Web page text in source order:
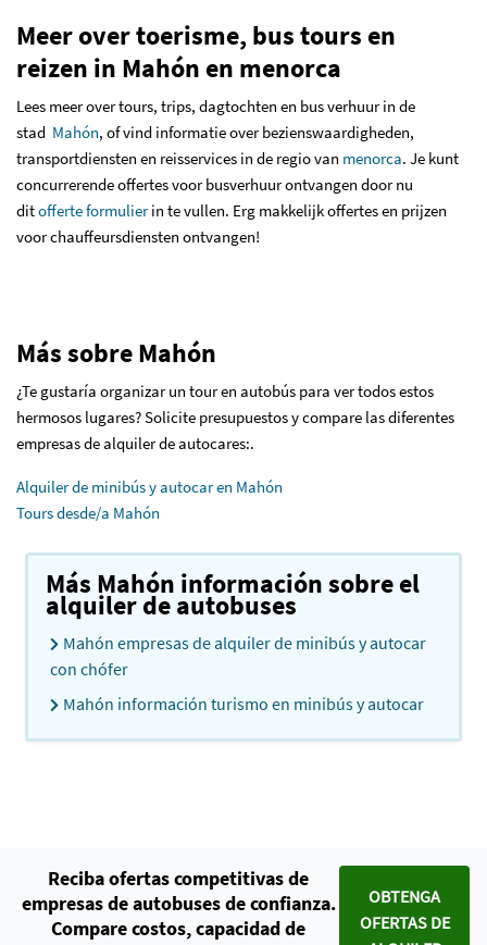
Meer over toerisme, bus tours en
reizen in Mahón en menorca
Lees meer overtours, trips, dagtochten en bus verhuur in de
stad Mahón, of vind informatie overbezienswaardigheden,
transportdiensten en reisservices in de regio van menorca. Je kunt
concurrerende offertes voor busverhuur ontvangen door nu
ditofferte formulier in te vullen. Erg makkelijk offertes en prijzen
voor chauffeursdiensten ontvangen!
Más sobre Mahón
¿Te gustaría organizar un tour en autobús para ver todos estos
hermosos lugares? Solicite presupuestos y compare las diferentes
empresas de alquiler de autocares:.
Alquiler de minibús y autocar en Mahón
Tours desde/a Mahón
Más Mahón información sobre el
alquiler de autobuses
Mahón empresas de alquiler de minibús y autocar
con chófer
Mahón información turismo en minibús y autocar
Reciba ofertas competitivas de
empresas de autobuses de confianza.
Compare costos, capacidad de
OBTENGA
OFERTAS DE